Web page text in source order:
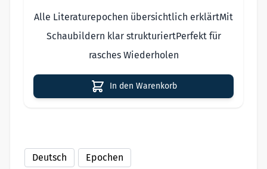
Alle Literaturepochen übersichtlich erklärtMit
Schaubildern klar strukturiertPerfekt für
rasches Wiederholen
In den Warenkorb
Deutsch Epochen